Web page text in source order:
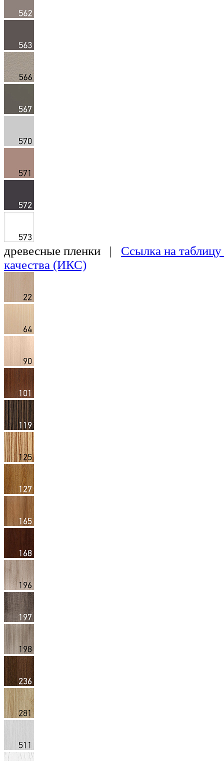
древесные пленки | Ссылка на таблицу
качества (ИКС)